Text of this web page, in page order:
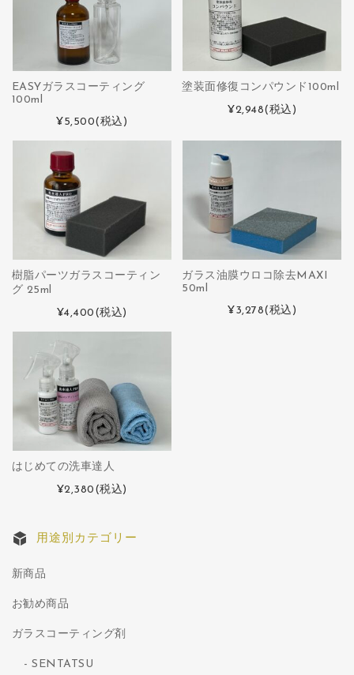
EASYガラスコーティング
100ml
¥5,500(税込)
塗装面修復コンパウンド100ml
¥2,948(税込)
樹脂パーツガラスコーティン
グ 25ml
¥4,400 (税込)
ガラス油膜ウロコ除去MAXI
50ml
¥3,278(税込)
はじめての洗車達人
¥2,380 (税込)
用途別カテゴリー
新商品
お勧め商品
ガラスコーティング剤
SENTATSU